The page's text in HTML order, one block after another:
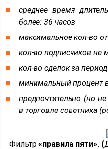
среднее время
более: 36 часов
максимальное кол-во
кол-во подписчиков не
кол-во сделок за
минимальный процент
предпочтительно (но
в торговле советника
Фильтр«правила пяти». (